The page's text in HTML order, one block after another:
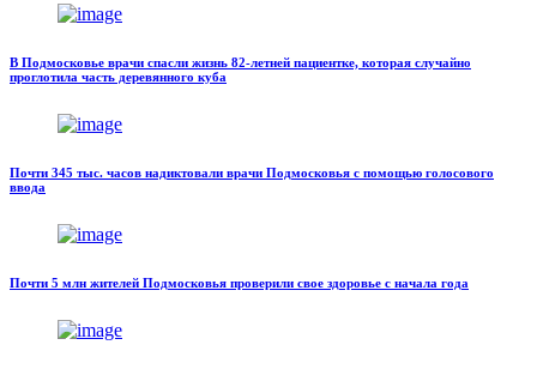
В Подмосковье врачи спасли жизнь 82-летней пациентке, которая случайно
проглотила часть деревянного куба
Почти 345 тыс. часов надиктовали врачи Подмосковья с помощью голосового
ввода
Почти 5 млн жителей Подмосковья проверили свое здоровье с начала года